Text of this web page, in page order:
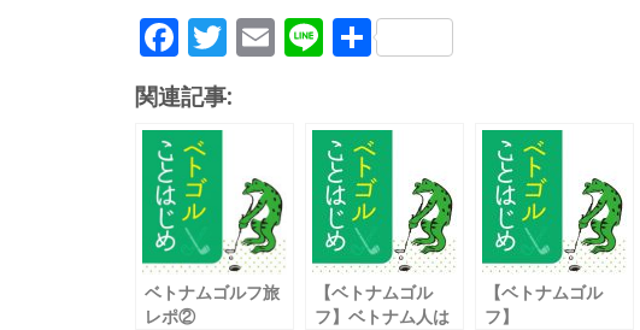
F
ac
e
b
o
o
k
T
itt
E Li 共
関連記事:
ベトナムゴルフ旅
レポ②
【ベトナムゴル
フ】ベトナム人は
【ベトナムゴル
フ】